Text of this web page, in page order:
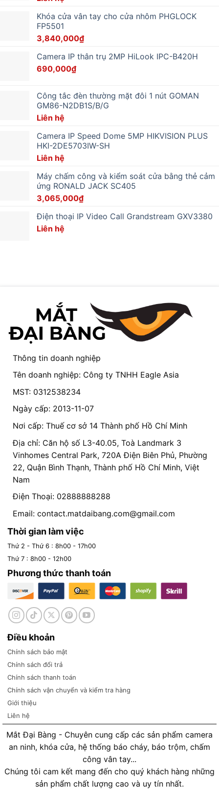
Khóa cửa vân tay cho cửa nhôm PHGLOCK
FP5501
3,840,000₫
Camera IP thân trụ 2MP HiLook IPC-B420H
690,000₫
Công tắc đèn thường mặt đôi 1 nút GOMAN
GM86-N2DB1S/B/G
Liên hệ
Camera IP Speed Dome 5MP HIKVISION PLUS
HKI-2DE5703IW-SH
Liên hệ
Máy chấm công và kiểm soát cửa bằng thẻ cảm
ứng RONALD JACK SC405
3,065,000₫
Điện thoại IP Video Call Grandstream GXV3380
Liên hệ
Thông tin doanh nghiệp
Tên doanh nghiệp: Công ty TNHH Eagle Asia
MST: 0312538234
Ngày cấp: 2013-11-07
Nơi cấp: Thuế cơ sở 14 Thành phố Hồ Chí Minh
Địa chỉ: Căn hộ số L3-40.05, Toà Landmark 3
Vinhomes Central Park, 720A Điện Biên Phủ, Phường
22, Quận Bình Thạnh, Thành phố Hồ Chí Minh, Việt
Nam
Điện Thoại: 02888888288
Email: contact.matdaibang.com@gmail.com
Thời gian làm việc
Thứ 2 - Thứ 6 : 8h00 - 17h00
Thứ 7 : 8h00 - 12h00
Phương thức thanh toán
Điều khoản
Chính sách bảo mật
Chính sách đổi trả
Chính sách thanh toán
Chính sách vận chuyển và kiểm tra hàng
Giới thiệu
Liên hệ
Mắt Đại Bàng - Chuyên cung cấp các sản phẩm camera
an ninh, khóa cửa, hệ thống báo cháy, báo trộm, chấm
công vân tay...
Chúng tôi cam kết mang đến cho quý khách hàng những
sản phẩm chất lượng cao và uy tín nhất.